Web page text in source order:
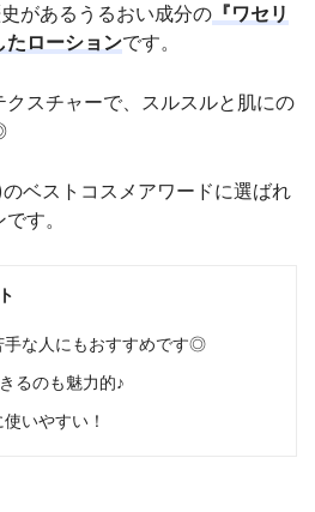
があるうるおい成分の 『ワセリ
たローションです。
スチャーで、スルスルと肌にの
ベストコスメアワードに選ばれ
す。
手な人にもおすすめです◎
るのも魅力的♪
いやすい！